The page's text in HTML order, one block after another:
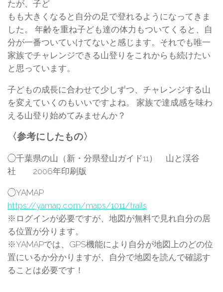
たが、子ど
もも大きくなると自分の足で登れるようになってきま
した。 年齢を重ね子ども達の体力もついてくると、自
分が一番ついていけてないと感じます。それでも唯一
家族でチャレンジできる山登りをこれからも続けたい
と思っています。
子どもの成長に合わせて少しずつ、チャレンジする山
を変えていくのもいいですよね。 家族で達成感を味わ
える山登り始めてみませんか？
〈参考にしたもの〉
◯千葉県の山（新・分県登山ガイド11） 山と渓谷
社 2006年印刷版
◯YAMAP
https://yamap.com/maps/1011/trails
※ログインが必要ですが、地図が無料で見れ自分の居
る位置が分ります。
※YAMAPでは、GPS機能により自分が地図上のどの位
置にいるか分かりますが、自分で地図を読んで確認す
ることは必要です！